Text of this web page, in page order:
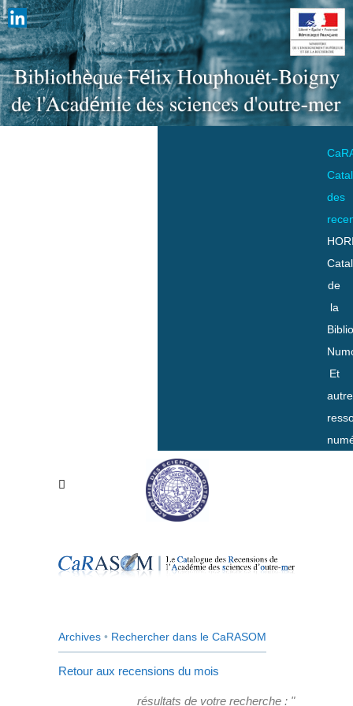
des
de
la
Et
Archives • Rechercher dans le CaRASOM
Retour aux recensions du mois
résultats de votre recherche : "